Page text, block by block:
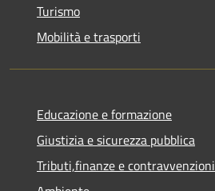
Turismo
Mobilità e trasporti
Educazione e formazione
Giustizia e sicurezza pubblica
Tributi,finanze e contravvenzioni